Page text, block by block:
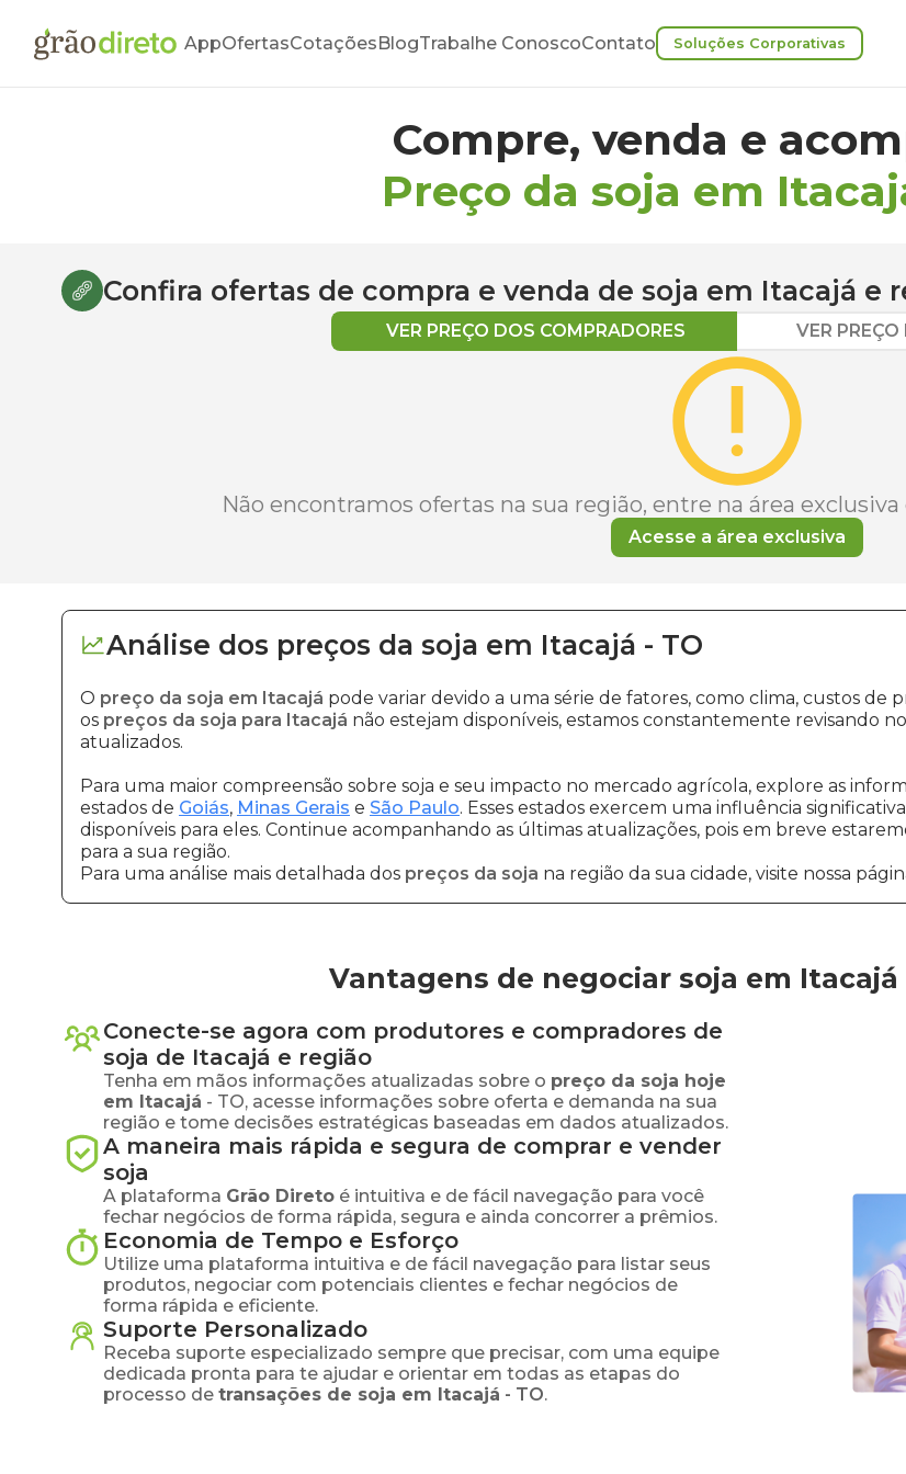
AppOfertasCotaçõesBlogTrabalhe ConoscoContato Soluções Corporativas
Compre, venda e
Preço da soja em
Confira ofertas de compra e venda de soja em Itacajá e
VER PREÇO DOS COMPRADORES VER
Não encontramos ofertas na sua região, entre na área exclusiva
Acesse a área exclusiva
Análise dos preços da soja em Itacajá - TO
O preço da soja em Itacajá pode variar devido a uma série de fatores, como clima, custos
os preços da soja para Itacajá não estejam disponíveis, estamos constantemente revisando
atualizados.
Para uma maior compreensão sobre soja e seu impacto no mercado agrícola, explore as
estados de Goiás, Minas Gerais e São Paulo. Esses estados exercem uma influência
disponíveis para eles. Continue acompanhando as últimas atualizações, pois em breve
para a sua região.
Para uma análise mais detalhada dos preços da soja na região da sua cidade, visite nossa
Vantagens de negociar soja em Itacajá
Conecte-se agora com produtores e compradores de
soja de Itacajá e região
Tenha em mãos informações atualizadas sobre o preço da soja hoje
em Itacajá - TO, acesse informações sobre oferta e demanda na sua
região e tome decisões estratégicas baseadas em dados atualizados.
A maneira mais rápida e segura de comprar e vender
soja
A plataforma Grão Direto é intuitiva e de fácil navegação para você
fechar negócios de forma rápida, segura e ainda concorrer a prêmios.
Economia de Tempo e Esforço
Utilize uma plataforma intuitiva e de fácil navegação para listar seus
produtos, negociar com potenciais clientes e fechar negócios de
forma rápida e eficiente.
Suporte Personalizado
Receba suporte especializado sempre que precisar, com uma equipe
dedicada pronta para te ajudar e orientar em todas as etapas do
processo de transações de soja em Itacajá - TO.